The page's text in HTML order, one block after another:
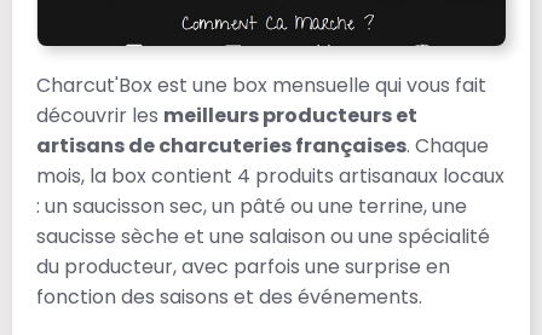
Charcut'Box est une box mensuelle qui vous fait
découvrir les meilleurs producteurs et
artisans de charcuteries françaises​. Chaque
mois, la box contient 4 produits artisanaux locaux
: un saucisson sec, un pâté ou une terrine, une
saucisse sèche et une salaison ou une spécialité
du producteur, avec parfois une surprise en
fonction des saisons et des événements​​.